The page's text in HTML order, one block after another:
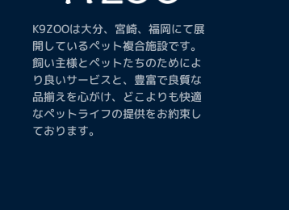
K9ZOOは大分、宮崎、福岡にて展
開しているペット複合施設です。
飼い主様とペットたちのためによ
り良いサービスと、豊富で良質な
品揃えを心がけ、どこよりも快適
なペットライフの提供をお約束し
ております。